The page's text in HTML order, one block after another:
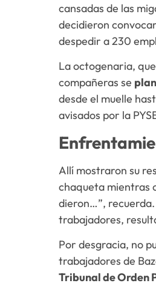
cansadas de las
decidieron
despedir a 230
La octogenaria,
compañeras se
desde el muelle
avisados por la
Allí mostraron su
chaqueta mientras
dieron…”,
trabajadores,
Por desgracia, no
trabajadores de
Tribunal de Orden